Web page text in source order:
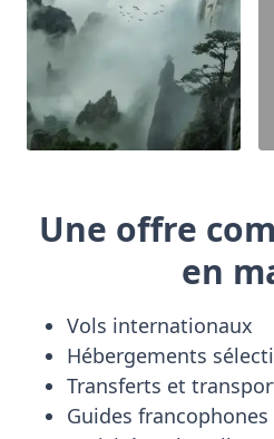
Une offre
en
Vols internationaux
Hébergements
Transferts et
Guides